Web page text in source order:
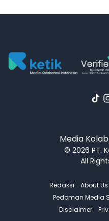
Media
© 2026 PT.
All
Redaksi About Us
Pedoman Media
Disclaimer